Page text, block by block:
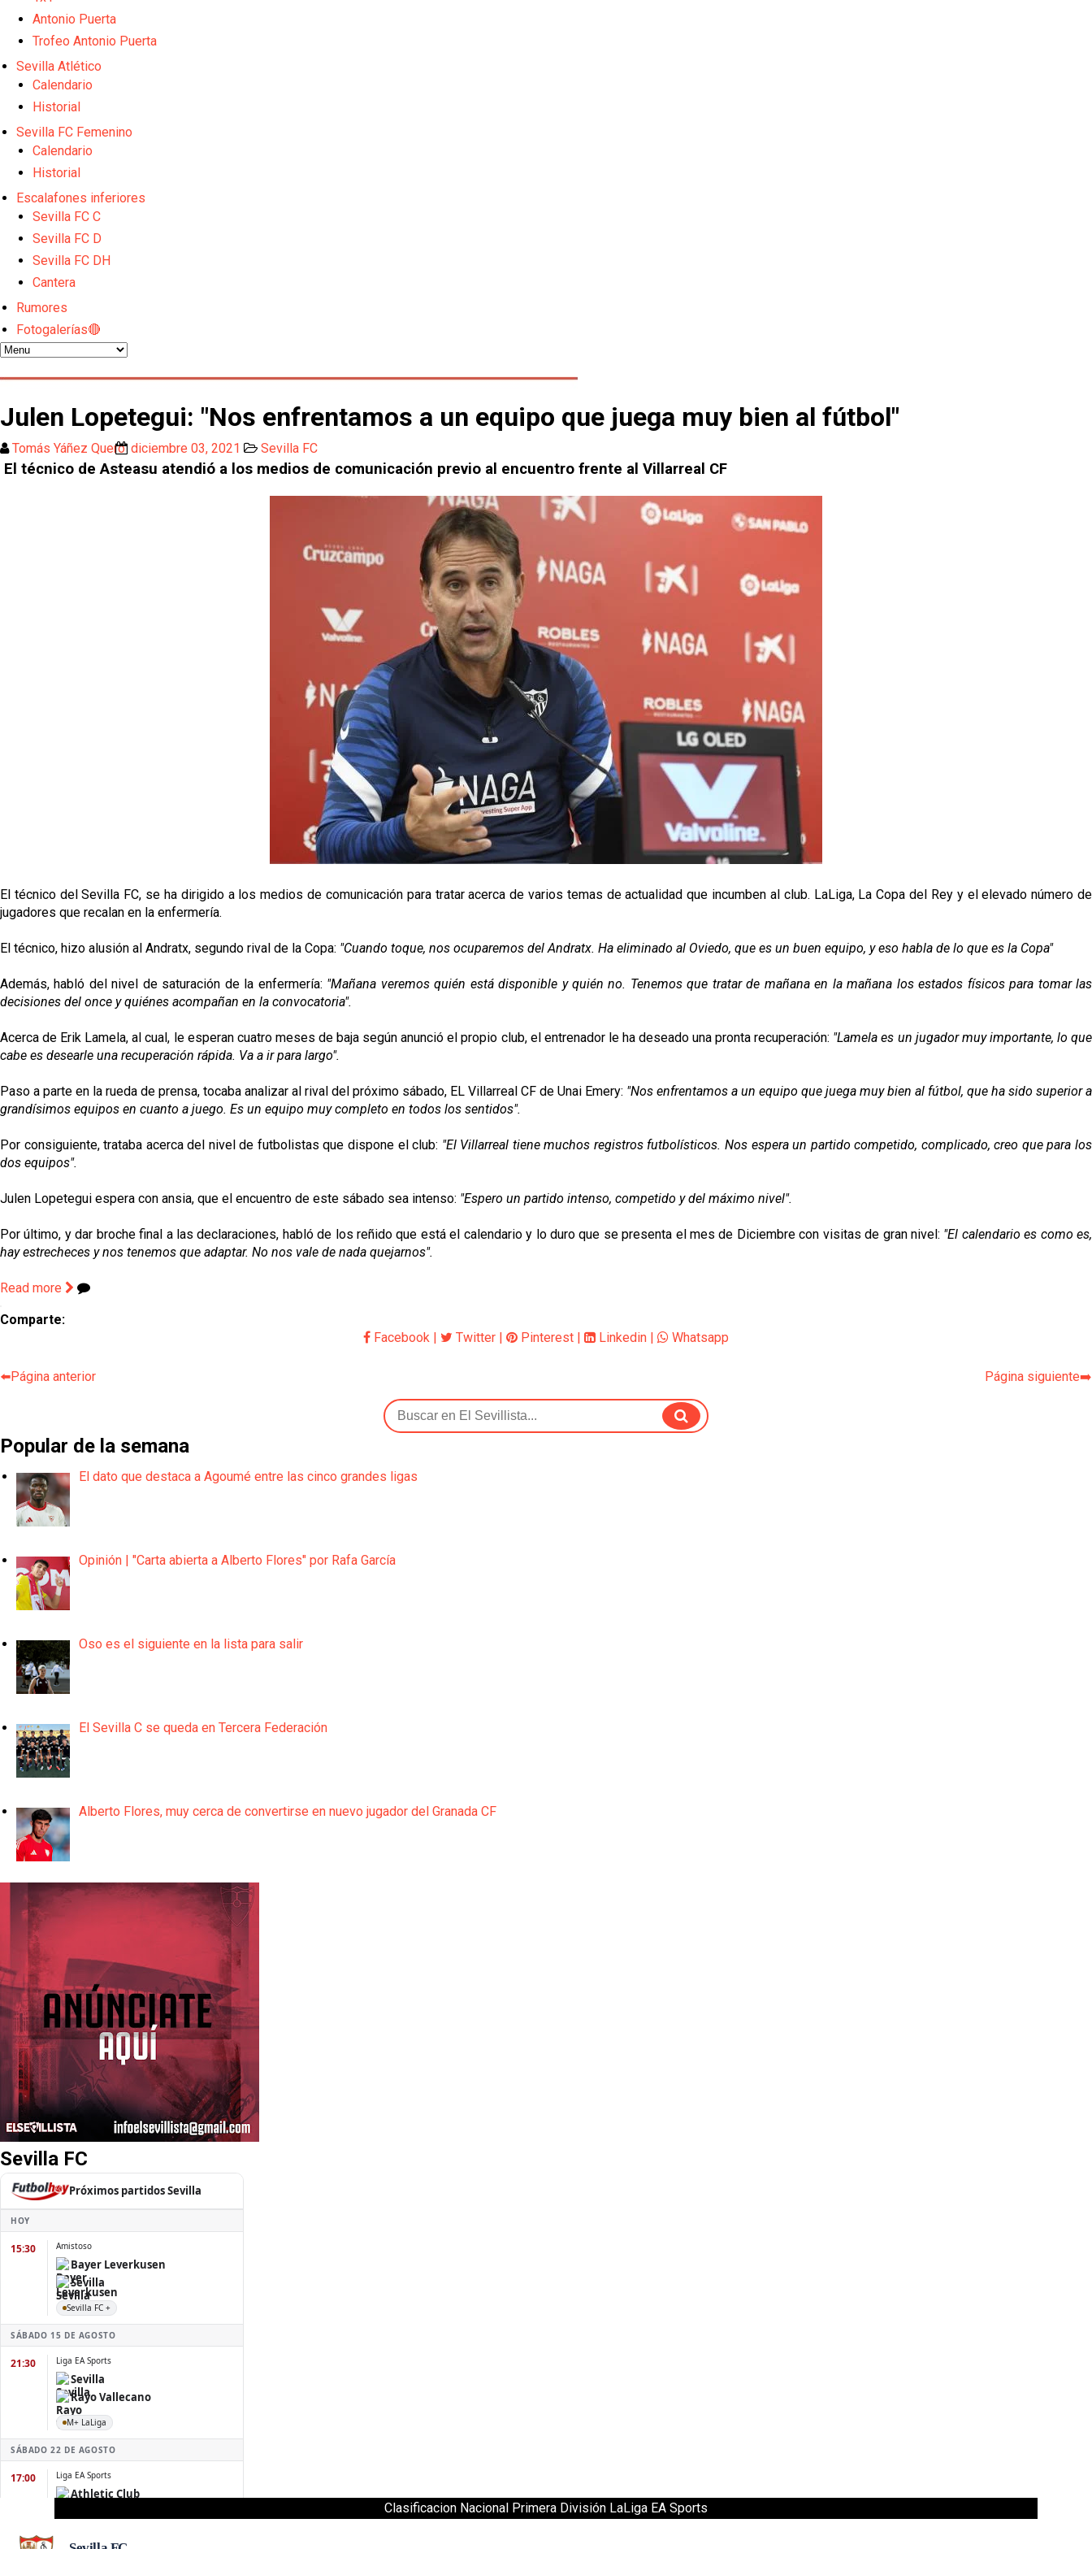
Oso es el siguiente en la lista para salir
Banquillos confirmados: así queda la cantera del Sevilla Femenino para la 2026/27
Previa | El Sevilla FC cierra la pretemporada con el exigente choque ante el Bayer Leverkusen
Antonio Puerta
Trofeo Antonio Puerta
Sevilla Atlético
Calendario
Historial
Sevilla FC Femenino
Calendario
Historial
Escalafones inferiores
Sevilla FC C
Sevilla FC D
Sevilla FC DH
Cantera
Rumores
Fotogalerías🔴
Julen Lopetegui: "Nos enfrentamos a un equipo que juega muy bien al fútbol"
Tomás Yáñez Quero diciembre 03, 2021 Sevilla FC
El técnico de Asteasu atendió a los medios de comunicación previo al encuentro frente al Villarreal CF
El técnico del Sevilla FC, se ha dirigido a los medios de comunicación para tratar acerca de varios temas de actualidad que incumben al club. LaLiga, La Copa del Rey y el elevado número de
jugadores que recalan en la enfermería.
El técnico, hizo alusión al Andratx, segundo rival de la Copa: "Cuando toque, nos ocuparemos del Andratx. Ha eliminado al Oviedo, que es un buen equipo, y eso habla de lo que es la Copa"
Además, habló del nivel de saturación de la enfermería: "Mañana veremos quién está disponible y quién no. Tenemos que tratar de mañana en la mañana los estados físicos para tomar las
decisiones del once y quiénes acompañan en la convocatoria".
Acerca de Erik Lamela, al cual, le esperan cuatro meses de baja según anunció el propio club, el entrenador le ha deseado una pronta recuperación: "Lamela es un jugador muy importante, lo que
cabe es desearle una recuperación rápida. Va a ir para largo".
Paso a parte en la rueda de prensa, tocaba analizar al rival del próximo sábado, EL Villarreal CF de Unai Emery: "Nos enfrentamos a un equipo que juega muy bien al fútbol, que ha sido superior a
grandísimos equipos en cuanto a juego. Es un equipo muy completo en todos los sentidos".
Por consiguiente, trataba acerca del nivel de futbolistas que dispone el club: "El Villarreal tiene muchos registros futbolísticos. Nos espera un partido competido, complicado, creo que para los
dos equipos".
Julen Lopetegui espera con ansia, que el encuentro de este sábado sea intenso: "Espero un partido intenso, competido y del máximo nivel".
Por último, y dar broche final a las declaraciones, habló de los reñido que está el calendario y lo duro que se presenta el mes de Diciembre con visitas de gran nivel: "El calendario es como es,
hay estrecheces y nos tenemos que adaptar. No nos vale de nada quejarnos".
Read more
Comparte:
Facebook | Twitter | Pinterest | Linkedin | Whatsapp
⬅️Página anterior Página siguiente➡️
Popular de la semana
El dato que destaca a Agoumé entre las cinco grandes ligas
Opinión | "Carta abierta a Alberto Flores" por Rafa García
Oso es el siguiente en la lista para salir
El Sevilla C se queda en Tercera Federación
Alberto Flores, muy cerca de convertirse en nuevo jugador del Granada CF
Sevilla FC
Clasificacion Nacional Primera División LaLiga EA Sports